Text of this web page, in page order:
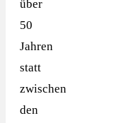
über
50
Jahren
statt
zwischen
den